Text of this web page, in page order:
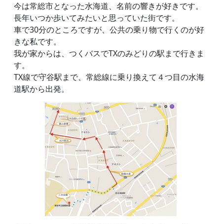
今は常総市となった水海道、名前の響きが好きです。
長年いつか歩いてみたいと思っていた街です。
車で30分のところですが、公共の乗り物で行くのが好
きな私です。
我が家からは、つくバスでTXのみどりの駅まで行きま
す。
TX線で守谷駅まで、常総線に乗り換えて４つ目の水海
道駅から出発。